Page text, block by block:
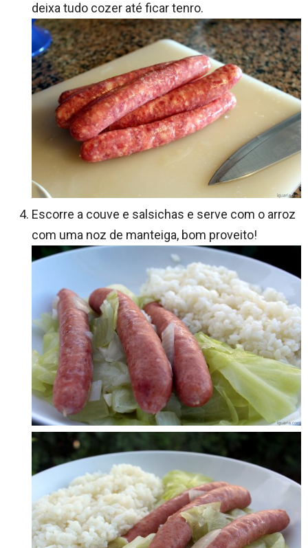
deixa tudo cozer até ficar tenro.
Escorre a couve e salsichas e serve com o arroz
com uma noz de manteiga, bom proveito!